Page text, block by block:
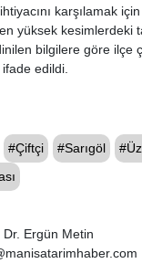
karşılamak
yüksek kesimlerdeki
bilgilere göre ilçe
edildi.
#Çiftçi #Sarıgöl
Dr. Ergün Metin